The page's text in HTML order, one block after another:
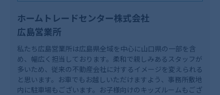
ホームトレードセンター株式会社
広島営業所
私たち広島営業所は広島県全域を中心に山口県の一部を含
め、幅広く担当しております。柔和で親しみあるスタッフが
多いため、従来の不動産会社に対するイメージを変えられる
と思います。お車でもお越しいただけますよう、事務所敷地
内に駐車場もございます。お子様向けのキッズルームもござ